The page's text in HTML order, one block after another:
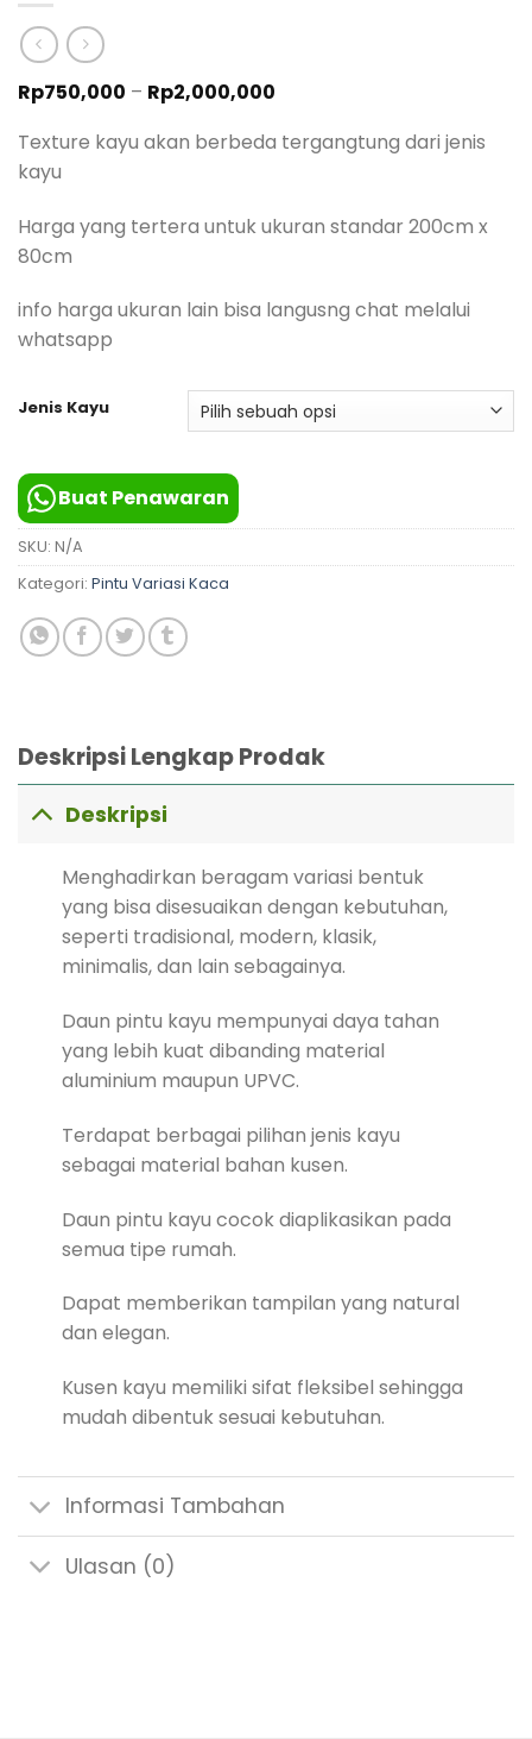
Deskripsi Lengkap Prodak
Deskripsi
Menghadirkan beragam variasi bentuk
yang bisa disesuaikan dengan kebutuhan,
seperti tradisional, modern, klasik,
minimalis, dan lain sebagainya.
Daun pintu kayu mempunyai daya tahan
yang lebih kuat dibanding material
aluminium maupun UPVC.
Terdapat berbagai pilihan jenis kayu
sebagai material bahan kusen.
Daun pintu kayu cocok diaplikasikan pada
semua tipe rumah.
Dapat memberikan tampilan yang natural
dan elegan.
Kusen kayu memiliki sifat fleksibel sehingga
mudah dibentuk sesuai kebutuhan.
Informasi Tambahan
Ulasan (0)
Rp750,000 – Rp2,000,000
Rp750,000
hingga
Texture kayu akan berbeda tergangtung dari jenis
kayu
Harga yang tertera untuk ukuran standar 200cm x
80cm
info harga ukuran lain bisa langusng chat melalui
whatsapp
Jenis Kayu
Buat Penawaran
SKU: N/A
Kategori: Pintu Variasi Kaca